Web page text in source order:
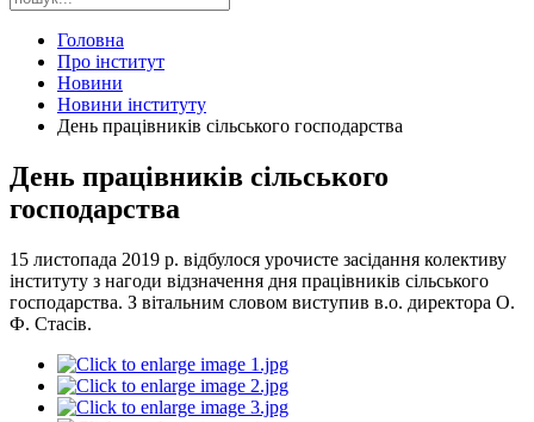
Головна
Про інститут
Новини
Новини інституту
День працівників сільського господарства
День працівників сільського
господарства
15 листопада 2019 р. відбулося урочисте засідання колективу
інституту з нагоди відзначення дня працівників сільського
господарства. З вітальним словом виступив в.о. директора О.
Ф. Стасів.